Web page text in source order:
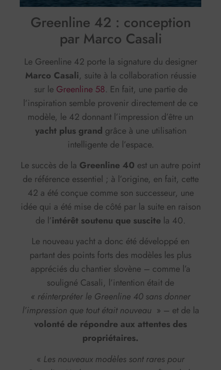
Greenline 42 : conception
par Marco Casali
Le Greenline 42 porte la signature du designer
Marco Casali, suite à la collaboration réussie
sur le Greenline 58. En fait, une partie de
l’inspiration semble provenir directement de ce
modèle, le 42 donnant l’impression d’être un
yacht plus grand grâce à une utilisation
intelligente de l’espace.
Le succès de la Greenline 40 est un autre point
de référence essentiel ; à l’origine, en fait, cette
42 a été conçue comme son successeur, une
idée qui a été mise de côté par la suite en raison
de l’intérêt soutenu que suscite la 40.
Le nouveau yacht a donc été développé en
partant des points forts des modèles les plus
appréciés du chantier slovène – comme l’a
souligné Casali, l’intention était de
« réinterpréter le Greenline 40 sans donner
l’impression que tout était nouveau» – et de la
volonté de répondre aux attentes des
propriétaires.
« Les nouveaux modèles sont rares pour